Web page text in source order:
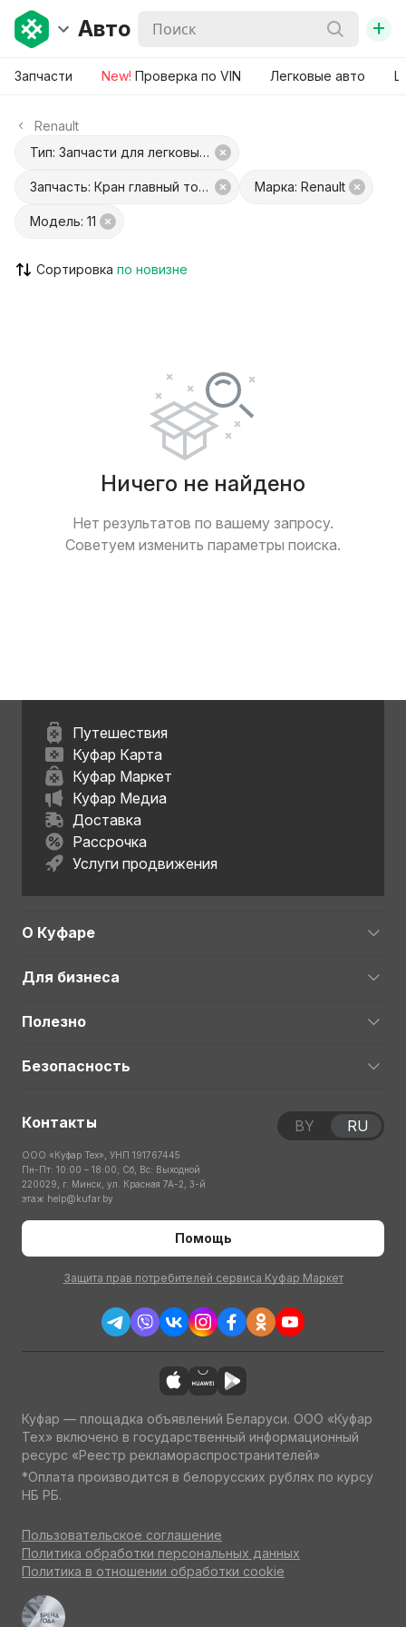
Авто +
Запчасти New! Проверка по VIN Легковые авто
Renault
Тип: Запчасти для легковых авто
Запчасть: Кран главный тормозной Марка: Renault
Модель: 11
Сортировка
Ничего не найдено
Нет результатов по вашему запросу.
Советуем изменить параметры поиска.
Путешествия
Куфар Карта
Куфар Маркет
Куфар Медиа
Доставка
Рассрочка
Услуги продвижения
О Куфаре
Для бизнеса
Полезно
Безопасность
Контакты
ООО «Куфар Тех», УНП 191767445
Пн-Пт: 10:00 – 18:00; Сб, Вс: Выходной
220029, г. Минск, ул. Красная 7А-2, 3-й
этаж help@kufar.by
Помощь
Защита прав потребителей сервиса Куфар Маркет
BY RU
Куфар — площадка объявлений Беларуси. ООО «Куфар
Тех» включено в государственный информационный
ресурс «Реестр рекламораспространителей»
*Оплата производится в белорусских рублях по курсу
НБ РБ.
Пользовательское соглашение
Политика обработки персональных данных
Политика в отношении обработки cookie